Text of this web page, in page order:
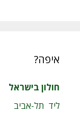
איפה?
חולון בישראל
ליד תל-אביב